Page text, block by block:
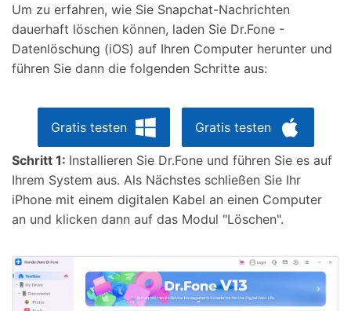
Um zu erfahren, wie Sie Snapchat-Nachrichten
dauerhaft löschen können, laden Sie Dr.Fone -
Datenlöschung (iOS) auf Ihren Computer herunter und
führen Sie dann die folgenden Schritte aus:
Gratis testen Gratis testen
Schritt 1: Installieren Sie Dr.Fone und führen Sie es auf
Ihrem System aus. Als Nächstes schließen Sie Ihr
iPhone mit einem digitalen Kabel an einen Computer
an und klicken dann auf das Modul "Löschen".